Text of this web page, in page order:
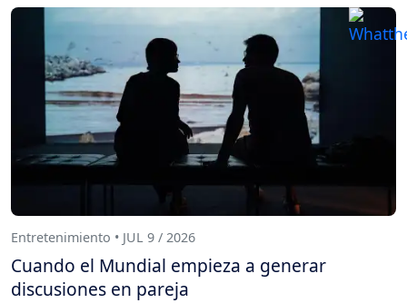
Entretenimiento • JUL 9 / 2026
Cuando el Mundial empieza a generar
discusiones en pareja